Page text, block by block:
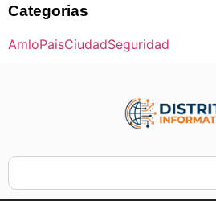
Categorias
AmloPaisCiudadSeguridad